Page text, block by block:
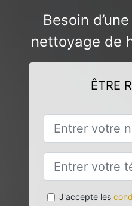
Besoin
nettoyage de
ÊTRE
J'accepte les